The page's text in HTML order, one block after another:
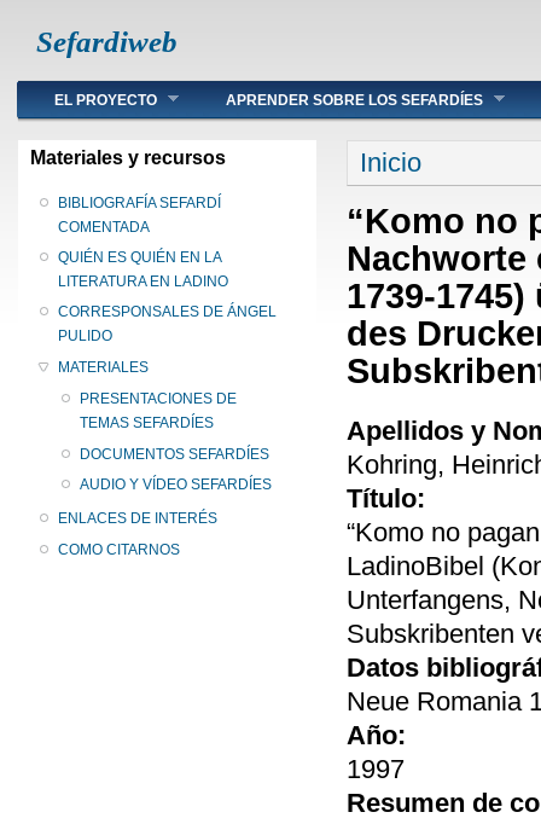
Sefardiweb
Main menu
EL PROYECTO APRENDER SOBRE LOS SEFARDÍES
Materiales y recursos
BIBLIOGRAFÍA SEFARDÍ
COMENTADA
QUIÉN ES QUIÉN EN LA
LITERATURA EN LADINO
CORRESPONSALES DE ÁNGEL
PULIDO
MATERIALES
PRESENTACIONES DE
TEMAS SEFARDÍES
DOCUMENTOS SEFARDÍES
AUDIO Y VÍDEO SEFARDÍES
ENLACES DE INTERÉS
COMO CITARNOS
Se encuentra
Inicio
“Komo no
1739-
des
Apellidos y
Kohring,
Título:
“Komo no
LadinoBibel
Unterfangens,
Subskribenten
Datos
Neue Romania
Año:
1997
Resumen de